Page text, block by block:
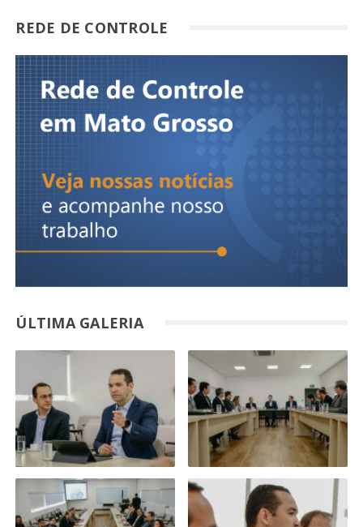
REDE DE CONTROLE
ÚLTIMA GALERIA